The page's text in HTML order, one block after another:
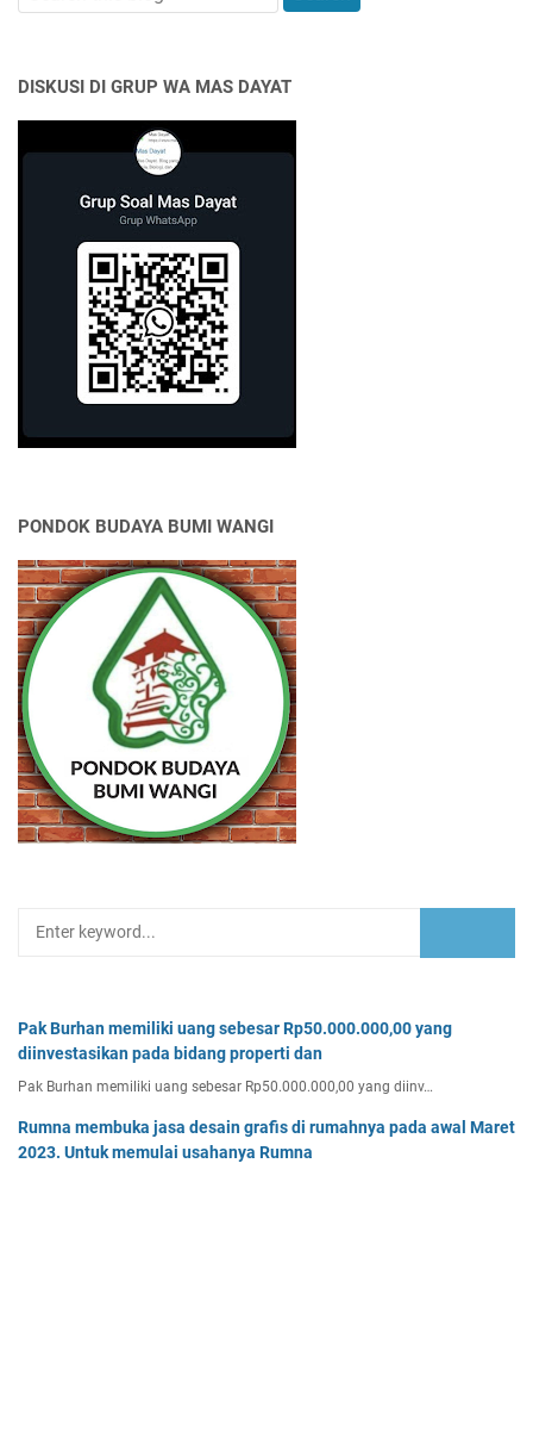
DISKUSI DI GRUP WA MAS DAYAT
PONDOK BUDAYA BUMI WANGI
Pak Burhan memiliki uang sebesar Rp50.000.000,00 yang
diinvestasikan pada bidang properti dan
Pak Burhan memiliki uang sebesar Rp50.000.000,00 yang diinv…
Rumna membuka jasa desain grafis di rumahnya pada awal Maret
2023. Untuk memulai usahanya Rumna